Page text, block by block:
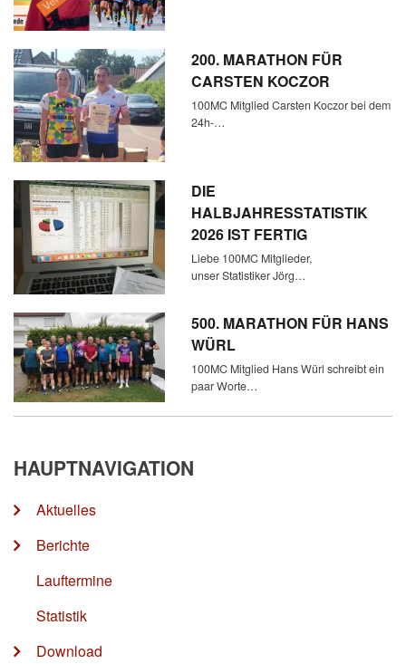
200. MARATHON FÜR
CARSTEN KOCZOR
100MC Mitglied Carsten Koczor bei dem
24h-…
DIE
HALBJAHRESSTATISTIK
2026 IST FERTIG
Liebe 100MC Mitglieder,
unser Statistiker Jörg…
500. MARATHON FÜR HANS
WÜRL
100MC Mitglied Hans Würl schreibt ein
paar Worte…
HAUPTNAVIGATION
Aktuelles
Berichte
Lauftermine
Statistik
Download